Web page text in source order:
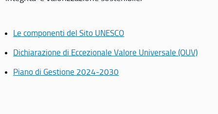
Le componenti del Sito UNESCO
Dichiarazione di Eccezionale Valore Universale (OUV)
Piano di Gestione 2024-2030